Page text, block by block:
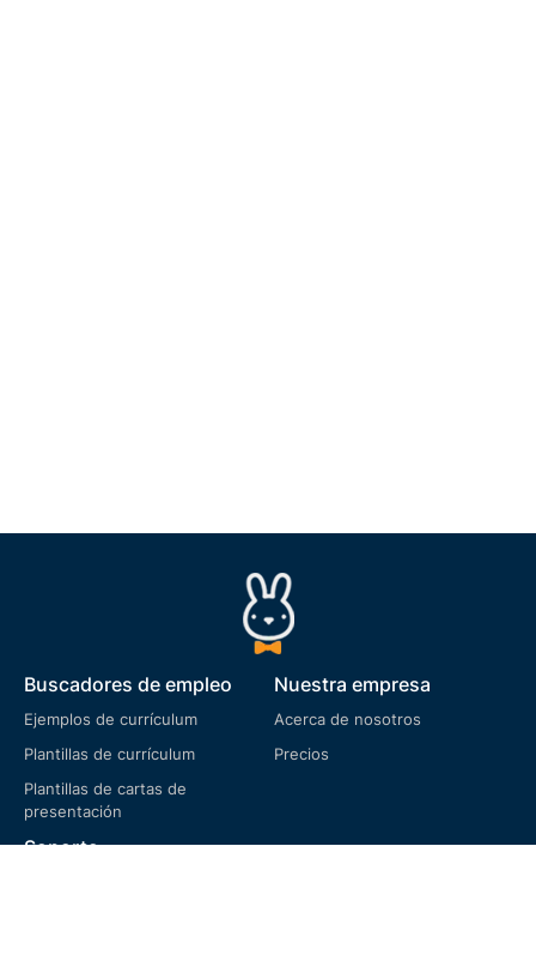
Buscadores de empleo
Ejemplos de currículum
Plantillas de currículum
Plantillas de cartas de
presentación
Nuestra empresa
Acerca de nosotros
Precios
Soporte